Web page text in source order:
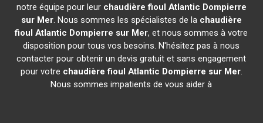
notre équipe pour leur chaudière fioul Atlantic Dompierre
sur Mer. Nous sommes les spécialistes de la chaudière
fioul Atlantic Dompierre sur Mer, et nous sommes à votre
disposition pour tous vos besoins. N'hésitez pas à nous
contacter pour obtenir un devis gratuit et sans engagement
pour votre chaudière fioul Atlantic Dompierre sur Mer.
Nous sommes impatients de vous aider à